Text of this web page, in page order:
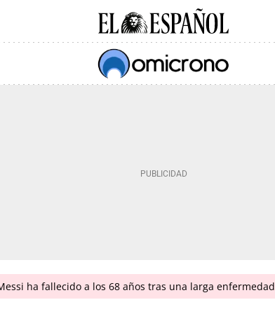
ha fallecido a los 68 años tras una larga enfermedad